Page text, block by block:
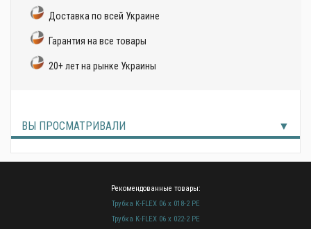
Доставка по всей Украине
Гарантия на все товары
20+ лет на рынке Украины
ВЫ ПРОСМАТРИВАЛИ
Рекомендованные товары:
Трубка K-FLEX 06 x 018-2 РЕ
Трубка K-FLEX 06 x 022-2 РЕ